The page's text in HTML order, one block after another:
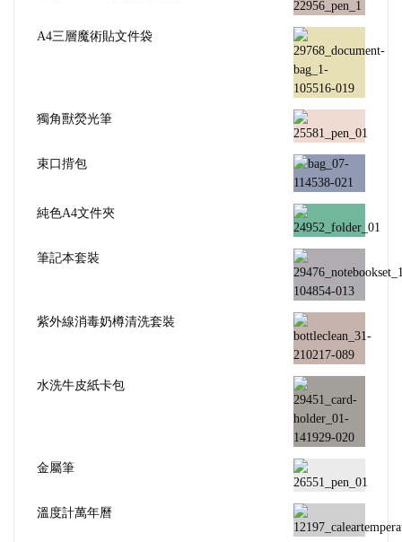
A4三層魔術貼文件袋
獨角獸熒光筆
束口揹包
純色A4文件夾
筆記本套裝
紫外線消毒奶樽清洗套裝
水洗牛皮紙卡包
金屬筆
溫度計萬年曆